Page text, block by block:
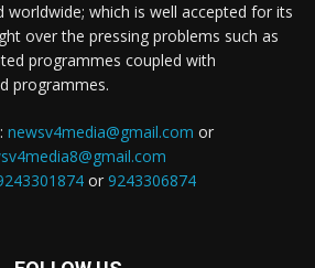
worldwide; which is well accepted for its
over the pressing problems such as
programmes coupled with
programmes.
newsv4media@gmail.com or
or 9243306874